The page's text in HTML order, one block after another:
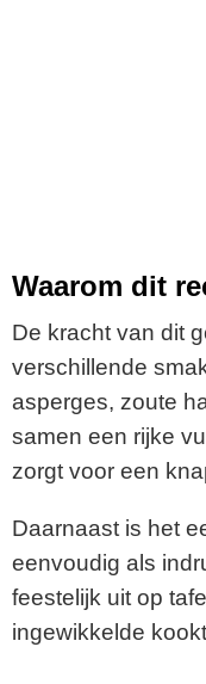
Waarom dit
De kracht van dit
verschillende
asperges, zoute
samen een rijke
zorgt voor een
Daarnaast is het
eenvoudig als
feestelijk uit op
ingewikkelde